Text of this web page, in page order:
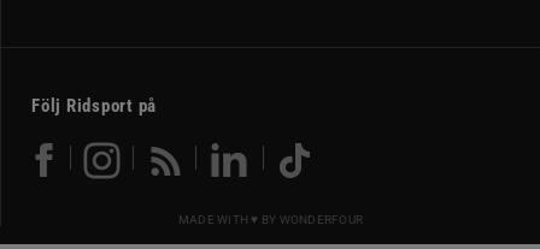
Följ Ridsport på
MADE WITH ♥ BY WONDERFOUR